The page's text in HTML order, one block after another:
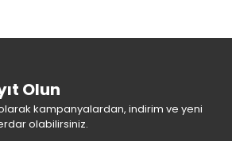
Olun
kampanyalardan, indirim ve yeni
olabilirsiniz.